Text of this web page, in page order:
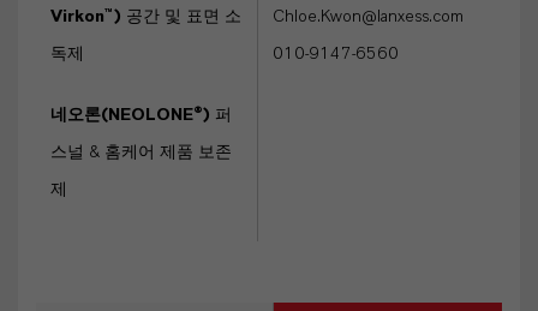
Virkon™) 공간 및 표면 소
독제
네오론(NEOLONE®) 퍼
스널 & 홈케어 제품 보존
제
Chloe.Kwon@lanxess.com
010-9147-6560